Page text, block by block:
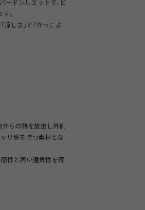
ードシルエットで、ビ
。
しさ」と「かっこよ
からの熱を放出し外側
リ感を持つ素材とな
感性と高い通気性を確